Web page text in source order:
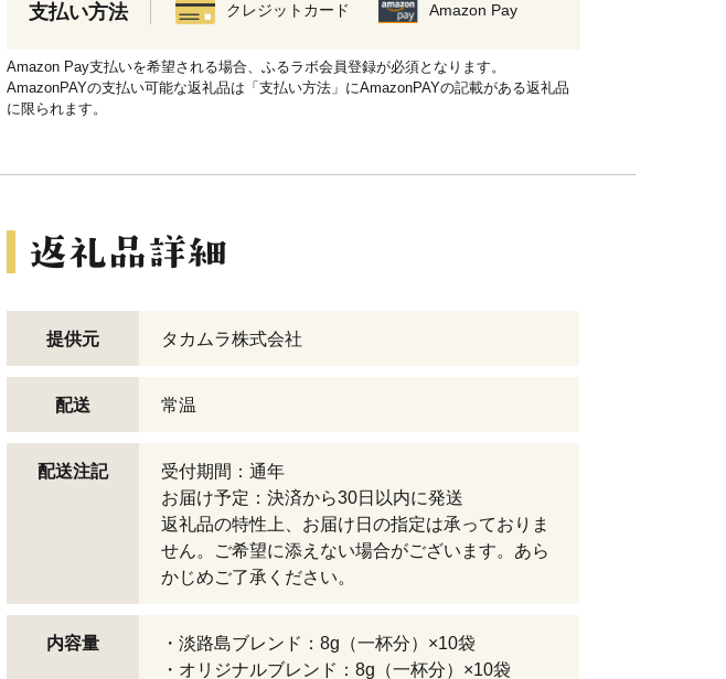
支払い方法 クレジットカード Amazon Pay
Amazon Pay支払いを希望される場合、ふるラボ会員登録が必須となります。
AmazonPAYの支払い可能な返礼品は「支払い方法」にAmazonPAYの記載がある返礼品
に限られます。
提供元 タカムラ株式会社
配送 常温
配送注記
受付期間：通年
お届け予定：決済から30日以内に発送
返礼品の特性上、お届け日の指定は承っておりま
せん。ご希望に添えない場合がございます。あら
かじめご了承ください。
内容量
・淡路島ブレンド：8g（一杯分）×10袋
・オリジナルブレンド：8g（一杯分）×10袋